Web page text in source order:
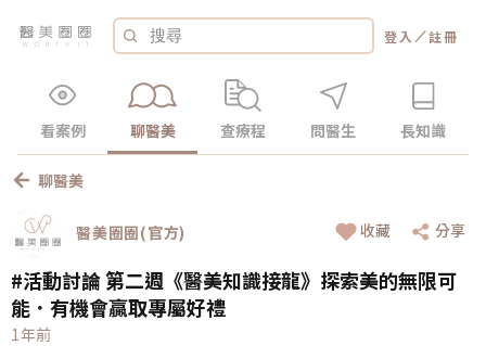
登入 ／註冊
看案例 聊醫美 查療程 問醫生 長知識
聊醫美
醫美圈圈(官方) 收藏 分享
#活動討論 第二週《醫美知識接龍》探索美的無限可
能．有機會贏取專屬好禮
1年前